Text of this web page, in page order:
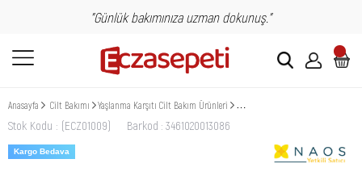
"Günlük bakımınıza uzman dokunuş."
Anasayfa Cilt Bakımı Yaşlanma Karşıtı Cilt Bakım Ürünleri Institut Esthederm Active Repair
Stok Kodu (ECZ01009) Barkod : 3461020013086
Kargo Bedava